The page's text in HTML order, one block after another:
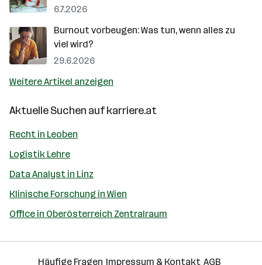
6.7.2026
Burnout vorbeugen: Was tun, wenn alles zu
viel wird?
29.6.2026
Weitere Artikel anzeigen
Aktuelle Suchen aufkarriere.at
Recht in Leoben
Logistik Lehre
Data Analyst in Linz
Klinische Forschung in Wien
Office in Oberösterreich Zentralraum
Häufige Fragen Impressum & Kontakt AGB